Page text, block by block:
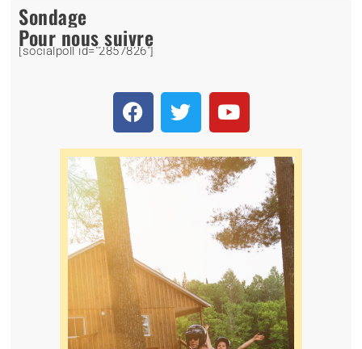
Sondage
[socialpoll id="2857826"]
Pour nous suivre